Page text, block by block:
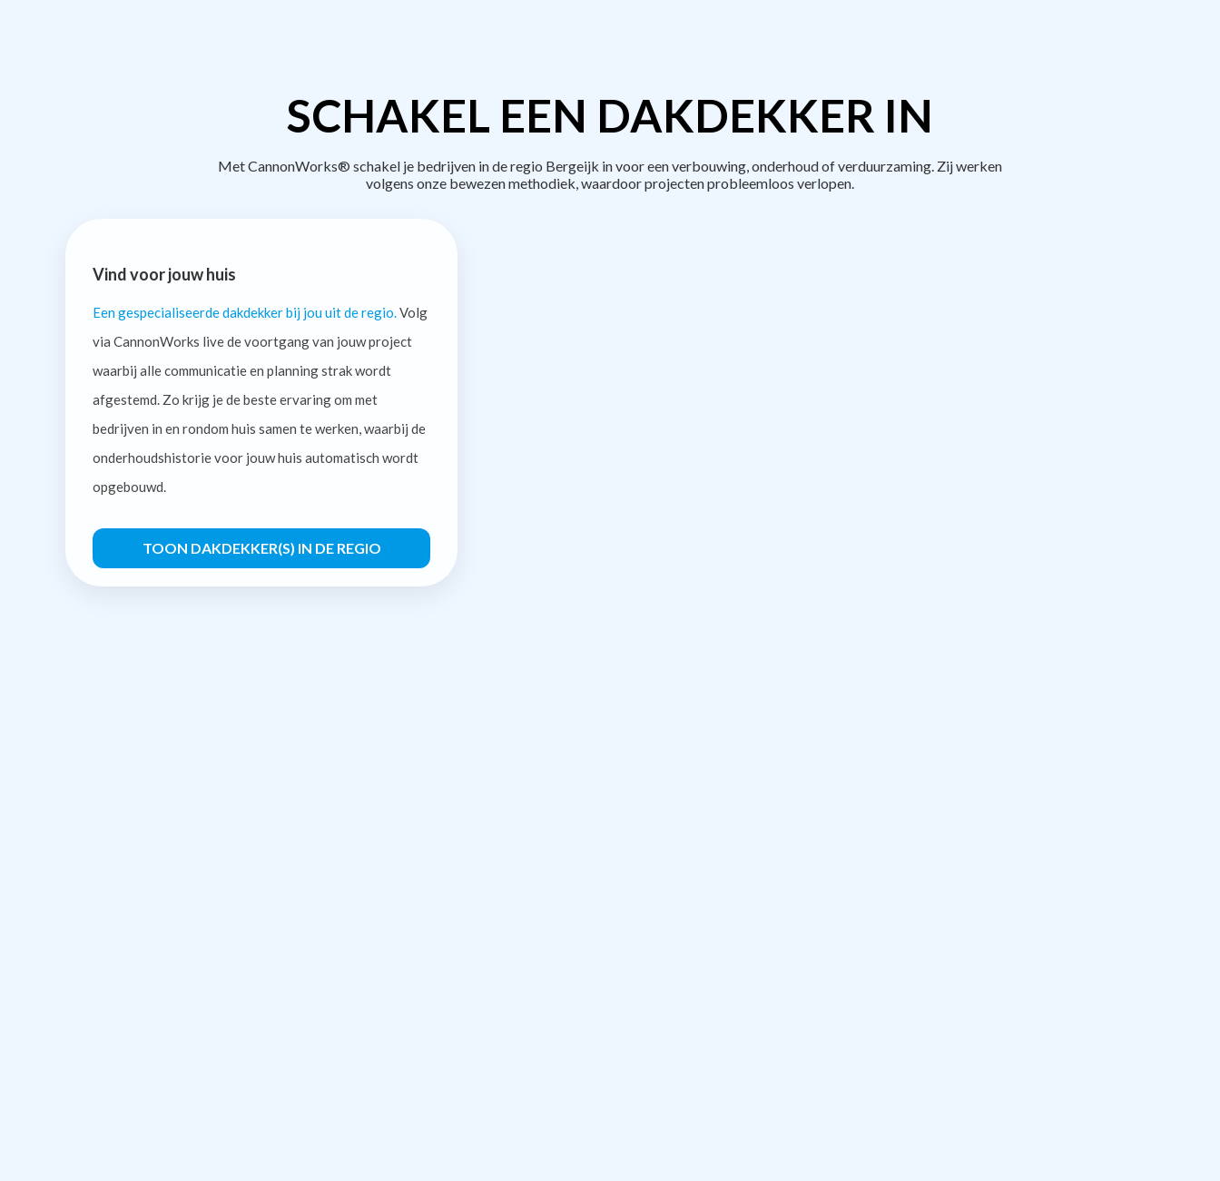
SCHAKEL EEN DAKDEKKER IN
Met CannonWorks® schakel je bedrijven in de regio Bergeijk in voor een verbouwing, onderhoud of verduurzaming. Zij werken
volgens onze bewezen methodiek, waardoor projecten probleemloos verlopen.
Vind voor jouw huis
Een gespecialiseerde dakdekker bij jou uit de regio. Volg
via CannonWorks live de voortgang van jouw project
waarbij alle communicatie en planning strak wordt
afgestemd. Zo krijg je de beste ervaring om met
bedrijven in en rondom huis samen te werken, waarbij de
onderhoudshistorie voor jouw huis automatisch wordt
opgebouwd.
TOON DAKDEKKER(S) IN DE REGIO